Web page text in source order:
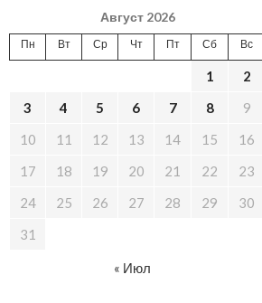
Август 2026
Пн Вт Ср Чт Пт Сб Вс
1
2
3
4 5 6 7 8
9
10
11 12 13 14 15
16
17
18 19 20 21 22
23
24
25 26 27 28 29
30
31
« Июл